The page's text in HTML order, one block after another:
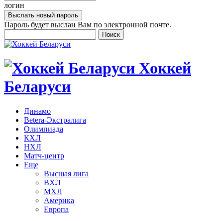
логин
Пароль будет выслан Вам по электронной почте.
Хоккей
Беларуси
Динамо
Betera-Экстралига
Олимпиада
КХЛ
НХЛ
Матч-центр
Еще
Высшая лига
ВХЛ
МХЛ
Америка
Европа